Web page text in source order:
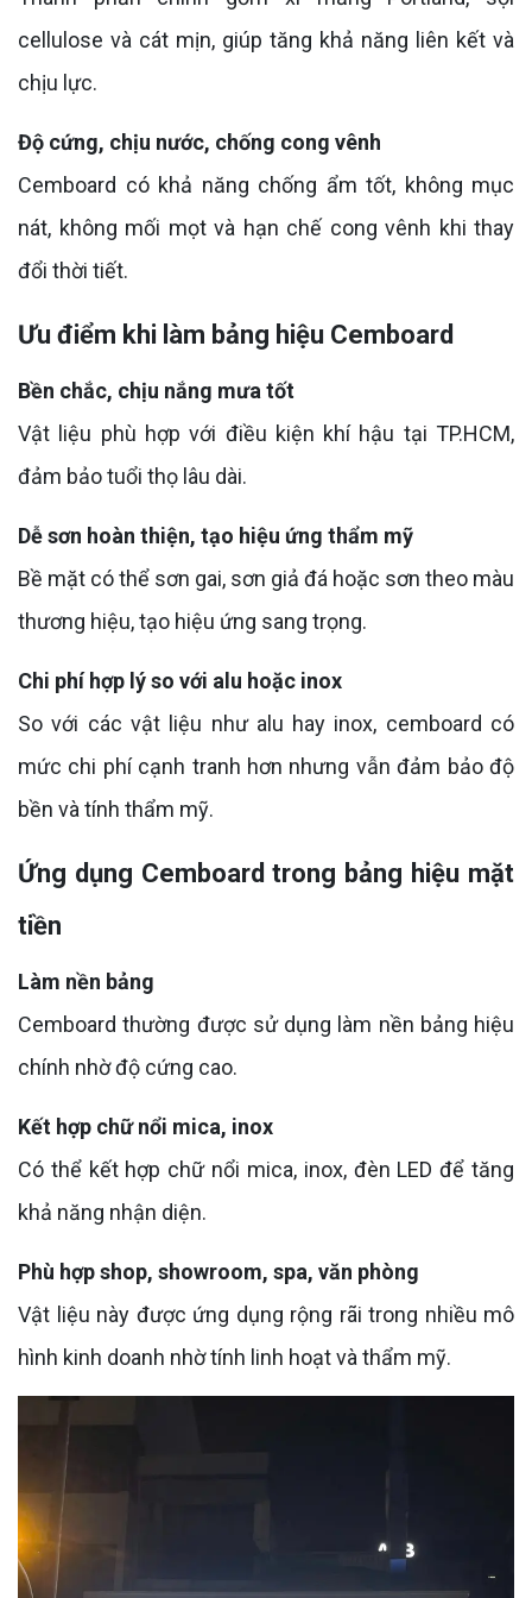
cellulose và cát mịn, giúp tăng khả năng liên kết và
chịu lực.
Độ cứng, chịu nước, chống cong vênh
Cemboard có khả năng chống ẩm tốt, không mục
nát, không mối mọt và hạn chế cong vênh khi thay
đổi thời tiết.
Ưu điểm khi làm bảng hiệu Cemboard
Bền chắc, chịu nắng mưa tốt
Vật liệu phù hợp với điều kiện khí hậu tại TP.HCM,
đảm bảo tuổi thọ lâu dài.
Dễ sơn hoàn thiện, tạo hiệu ứng thẩm mỹ
Bề mặt có thể sơn gai, sơn giả đá hoặc sơn theo màu
thương hiệu, tạo hiệu ứng sang trọng.
Chi phí hợp lý so với alu hoặc inox
So với các vật liệu như alu hay inox, cemboard có
mức chi phí cạnh tranh hơn nhưng vẫn đảm bảo độ
bền và tính thẩm mỹ.
Ứng dụng Cemboard trong bảng hiệu mặt
tiền
Làm nền bảng
Cemboard thường được sử dụng làm nền bảng hiệu
chính nhờ độ cứng cao.
Kết hợp chữ nổi mica, inox
Có thể kết hợp chữ nổi mica, inox, đèn LED để tăng
khả năng nhận diện.
Phù hợp shop, showroom, spa, văn phòng
Vật liệu này được ứng dụng rộng rãi trong nhiều mô
hình kinh doanh nhờ tính linh hoạt và thẩm mỹ.